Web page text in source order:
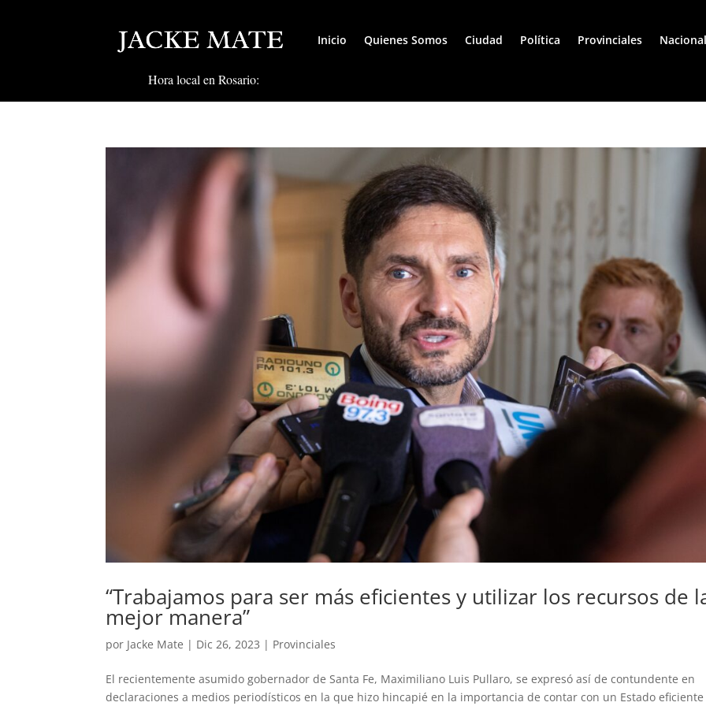
Inicio Quienes Somos Ciudad Política Provinciales
Hora local en Rosario:
“Trabajamos para ser más eficientes y utilizar los recursos de
mejor manera”
por Jacke Mate | Dic 26, 2023 | Provinciales
El recientemente asumido gobernador de Santa Fe, Maximiliano Luis Pullaro, se expresó así de contundente en
declaraciones a medios periodísticos en la que hizo hincapié en la importancia de contar con un Estado eficiente